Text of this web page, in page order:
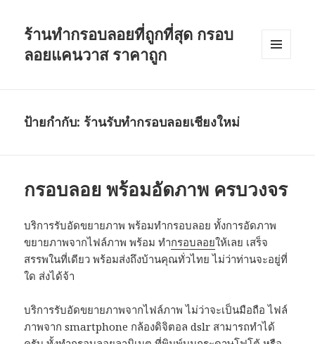
ร้านทำกรอบลอยที่ถูกที่สุด กรอบ
ลอยแคนวาส ราคาถูก
ป้ายกำกับ: ร้านรับทำกรอบลอยเชียงใหม่
กรอบลอย พร้อมอัดภาพ ครบวงจร
บริการรับอัดขยายภาพ พร้อมทำกรอบลอย ทั้งการอัดภาพ
ขยายภาพจากไฟล์ภาพ พร้อม ทำกรอบลอยให้เลย เสร็จ
สรรพในที่เดียว พร้อมส่งถึงบ้านคุณทั่วไทย ไม่ว่าท่านจะอยู่ที่
ใด ส่งได้จ้า
บริการรับอัดขยายภาพจากไฟล์ภาพ ไม่ว่าจะเป็นมือถือ ไฟล์
ภาพจาก smartphone กล้องดิจิตอล dslr สามารถทำได้